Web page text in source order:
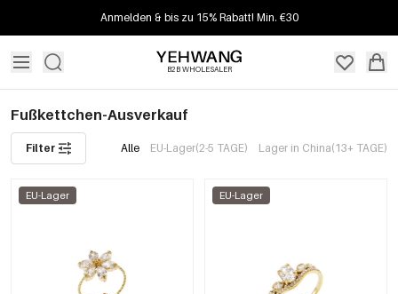
Anmelden & bis zu 15% Rabatt! Min. €30
B2B WHOLESALER
Fußkettchen-Ausverkauf
Filter Alle EU-Lager(2-5 TAGE) Lager in China(13+ TAGE)
EU-Lager EU-Lager